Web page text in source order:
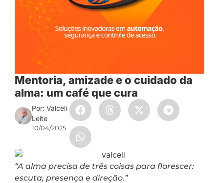
Mentoria, amizade e o cuidado da
alma: um café que cura
Por: Valceli
Leite
10/04/2025
“A alma precisa de três coisas para florescer:
escuta, presença e direção.”